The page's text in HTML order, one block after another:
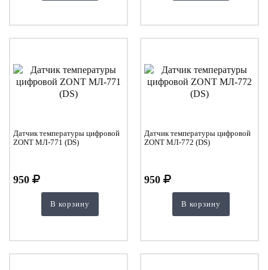
Датчик температуры цифровой
ZONT МЛ-771 (DS)
950
В корзину
Датчик температуры цифровой
ZONT МЛ-772 (DS)
950
В корзину